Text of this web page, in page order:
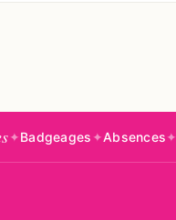
✦Absences✦Performance